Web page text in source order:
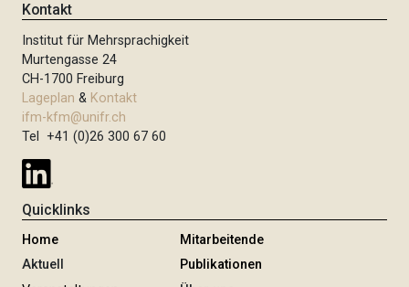
n
n
u
m
m
e
r
i
u
n
g
Kontakt
Institut für Mehrsprachigkeit
Murtengasse 24
CH-1700 Freiburg
Lageplan & Kontakt
ifm-kfm@unifr.ch
Tel +41 (0)26 300 67 60
Quicklinks
Home
Aktuell
Mitarbeitende
Publikationen